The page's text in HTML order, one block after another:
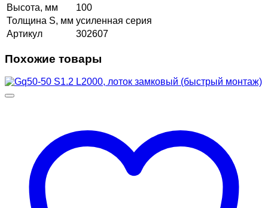
Высота, мм
100
Толщина S, мм усиленная серия
Артикул
302607
Похожие товары